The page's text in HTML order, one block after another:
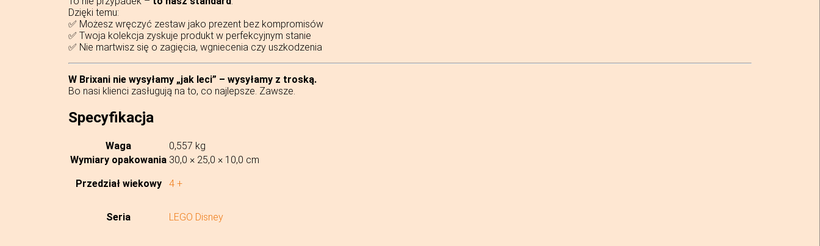
Dzięki temu:
✅ Możesz wręczyć zestaw jako prezent bez kompromisów
✅ Twoja kolekcja zyskuje produkt w perfekcyjnym stanie
✅ Nie martwisz się o zagięcia, wgniecenia czy uszkodzenia
W Brixani nie wysyłamy „jak leci” – wysyłamy z troską.
Bo nasi klienci zasługują na to, co najlepsze. Zawsze.
Specyfikacja
Waga
0,557 kg
Wymiary opakowania 30,0 × 25,0 × 10,0 cm
Przedział wiekowy 4 +
Seria LEGO Disney